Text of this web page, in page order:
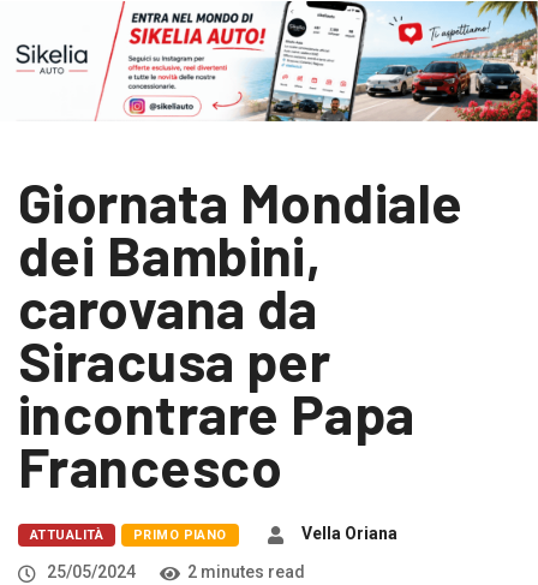
Giornata Mondiale
dei Bambini,
carovana da
Siracusa per
incontrare Papa
Francesco
ATTUALITÀ PRIMO PIANO
Vella Oriana
25/05/2024
2 minutes read